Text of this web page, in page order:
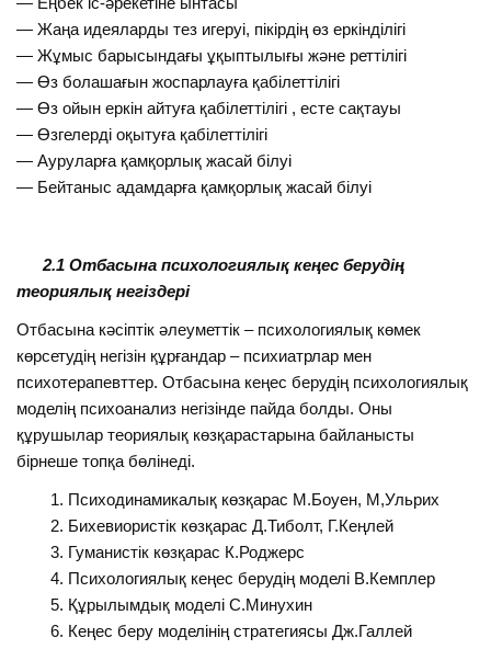
— Жаңа идеяларды тез игеруі, пікірдің өз еркінділігі
— Жұмыс барысындағы ұқыптылығы және реттілігі
— Өз болашағын жоспарлауға қабілеттілігі
— Өз ойын еркін айтуға қабілеттілігі , есте сақтауы
— Өзгелерді оқытуға қабілеттілігі
— Ауруларға қамқорлық жасай білуі
— Бейтаныс адамдарға қамқорлық жасай білуі
2.1 Отбасына психологиялық кеңес берудің
теориялық негіздері
Отбасына кәсіптік әлеуметтік – психологиялық көмек
көрсетудің негізін құрғандар – психиатрлар мен
психотерапевттер. Отбасына кеңес берудің психологиялық
моделің психоанализ негізінде пайда болды. Оны
құрушылар теориялық көзқарастарына байланысты
бірнеше топқа бөлінеді.
Психодинамикалық көзқарас М.Боуен, М,Ульрих
Бихевиористік көзқарас Д.Тиболт, Г.Кеңлей
Гуманистік көзқарас К.Роджерс
Психологиялық кеңес берудің моделі В.Кемплер
Құрылымдық моделі С.Минухин
Кеңес беру моделінің стратегиясы Дж.Галлей